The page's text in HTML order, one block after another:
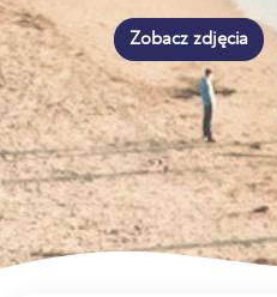
Zobacz zdjęcia